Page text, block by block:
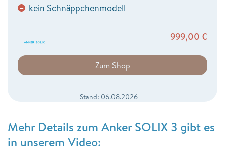
− kein Schnäppchenmodell
999,00 €
Zum Shop
Stand: 06.08.2026
Mehr Details zum Anker SOLIX 3 gibt es
in unserem Video: